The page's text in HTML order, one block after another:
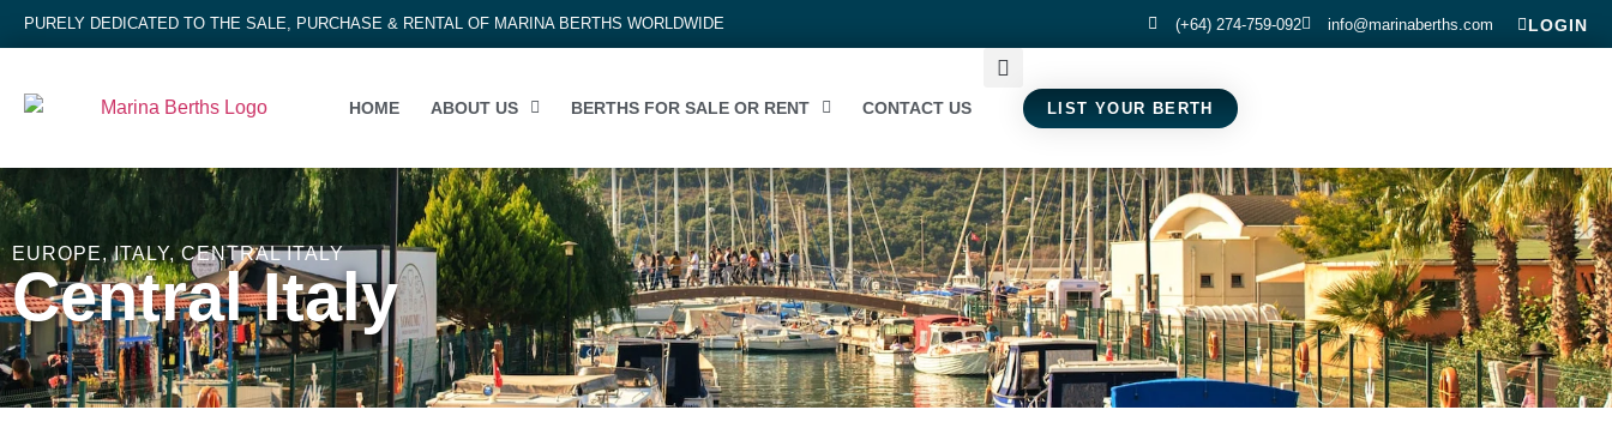
PURELY DEDICATED TO THE SALE, PURCHASE & RENTAL OF MARINA BERTHS WORLDWIDE LOGIN
(+64) 274-759-092 info@marinaberths.com
HOME ABOUT US BERTHS FOR SALE OR RENT CONTACT US LIST YOUR BERTH
EUROPE,ITALY,CENTRAL ITALY
Central Italy